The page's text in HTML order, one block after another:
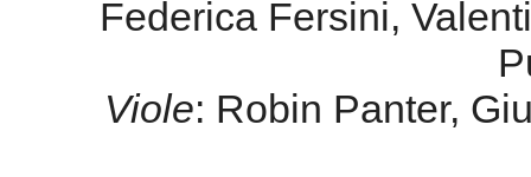
Federica Fersini,
Viole: Robin Panter,